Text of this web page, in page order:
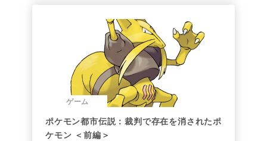
ゲーム
ポケモン都市伝説：裁判で存在を消されたポ
ケモン ＜前編＞